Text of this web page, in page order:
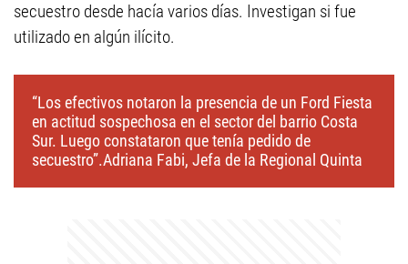
secuestro desde hacía varios días. Investigan si fue
utilizado en algún ilícito.
“Los efectivos notaron la presencia de un Ford Fiesta
en actitud sospechosa en el sector del barrio Costa
Sur. Luego constataron que tenía pedido de
secuestro”.Adriana Fabi, Jefa de la Regional Quinta